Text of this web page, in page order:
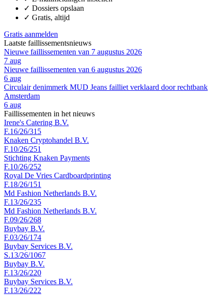
✓ Dossiers opslaan
✓ Gratis, altijd
Gratis aanmelden
Laatste faillissementsnieuws
Nieuwe faillissementen van 7 augustus 2026
7 aug
Nieuwe faillissementen van 6 augustus 2026
6 aug
Circulair denimmerk MUD Jeans failliet verklaard door rechtbank
Amsterdam
6 aug
Faillissementen in het nieuws
Irene's Catering B.V.
F.16/26/315
Knaken Cryptohandel B.V.
F.10/26/251
Stichting Knaken Payments
F.10/26/252
Royal De Vries Cardboardprinting
F.18/26/151
Md Fashion Netherlands B.V.
F.13/26/235
Md Fashion Netherlands B.V.
F.09/26/268
Buybay B.V.
F.03/26/174
Buybay Services B.V.
S.13/26/1067
Buybay B.V.
F.13/26/220
Buybay Services B.V.
F.13/26/222